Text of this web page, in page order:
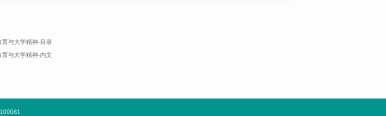
与大学精神-目录
与大学精神-内文